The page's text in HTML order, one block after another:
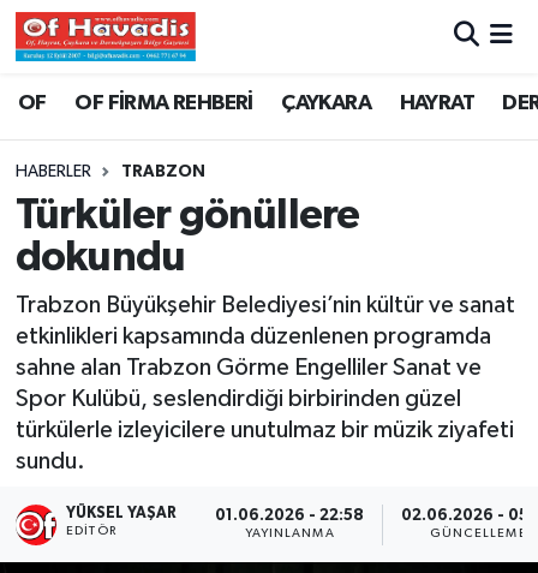
OF OF FİRMA REHBERİ ÇAYKARA HAYRAT
HABERLER TRABZON
Türküler gönüllere
dokundu
Trabzon Büyükşehir Belediyesi’nin kültür ve sanat
etkinlikleri kapsamında düzenlenen programda
sahne alan Trabzon Görme Engelliler Sanat ve
Spor Kulübü, seslendirdiği birbirinden güzel
türkülerle izleyicilere unutulmaz bir müzik ziyafeti
sundu.
YÜKSEL YAŞAR
EDITÖR
01.06.2026 - 22:58
YAYINLANMA
02.06.2026 -
GÜNCELLEME
Trabzon Nöbetçi Eczaneler
Trabzon Namaz Vakitleri
Trabzon Trafik Yoğunluk Haritası
Süper Lig Puan Durumu ve Fikstür
Tüm Manşetler
Son Dakika Haberleri
Haber Arşivi